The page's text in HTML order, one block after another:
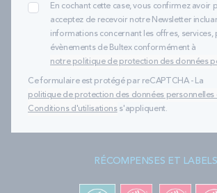
En cochant cette case, vous confirmez avoir
acceptez de recevoir notre Newsletter
informations concernant les offres, services,
évènements de Bultex conformément à
notre politique de protection des données
Ce formulaire est protégé par reCAPTCHA - La
politique de protection des données personnelles
Conditions d'utilisationss'appliquent.
RÉCOMPENSES ET LABELS